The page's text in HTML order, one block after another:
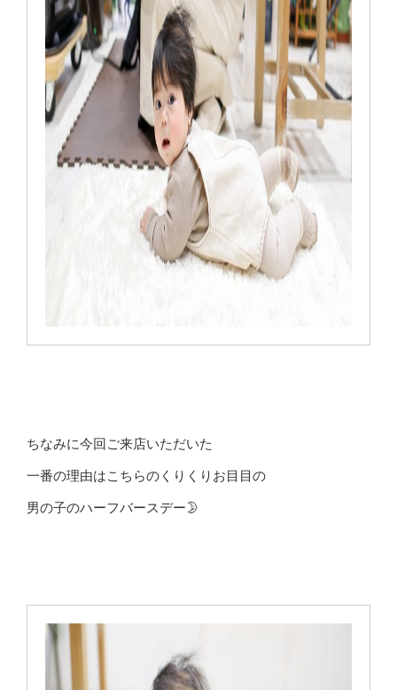
ちなみに今回ご来店いただいた
一番の理由はこちらのくりくりお目目の
男の子のハーフバースデー🌛